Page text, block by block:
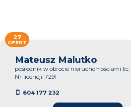
Mateusz Malutko
pośrednik w obrocie nieruchomościami lic.
Nr licencji: 7291
604 177 232
27
OFERT